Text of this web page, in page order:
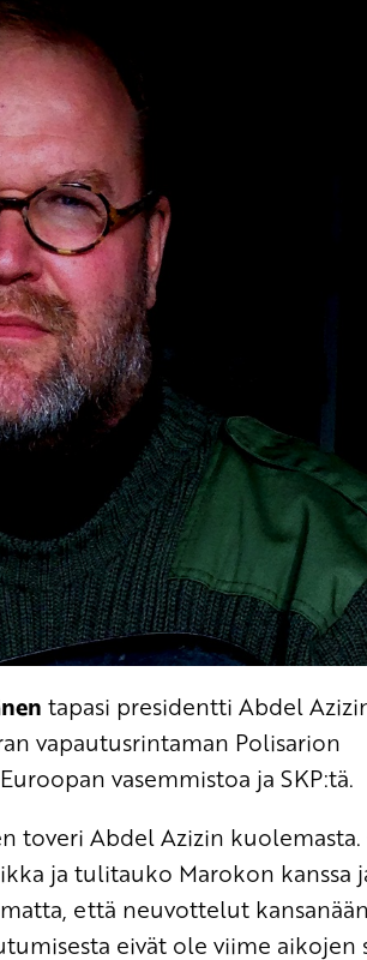
tapasi presidentti Abdel
vapautusrintaman Polisarion
vasemmistoa ja SKP:tä.
toveri Abdel Azizin
ja tulitauko Marokon kanssa
että neuvottelut
eivät ole viime aikojen